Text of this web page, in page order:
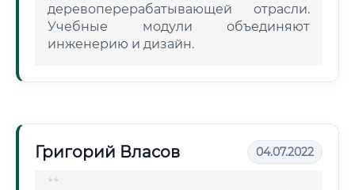
деревоперерабатывающей отрасли.
Учебные модули объединяют
инженерию и дизайн.
Григорий Власов 04.07.2022